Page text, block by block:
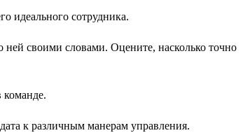
идеального сотрудника.
ней своими словами. Оцените, насколько точно
команде.
к различным манерам управления.